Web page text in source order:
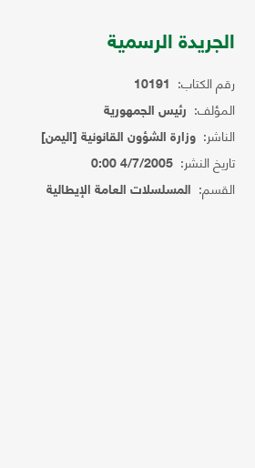
الجريدة الرسمية
رقم الكتاب: 10191
المؤلف: رئيس الجمهورية
الناشر: وزارة الشؤون القانونية [اليمن]
تاريخ النشر: 4/7/2005 0:00
القسم: المسلسلات العامة الإيطالية